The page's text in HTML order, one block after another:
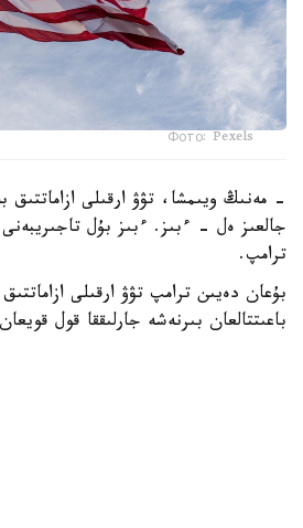
Фото: Pexels
- مەنىڭ ويىمشا، تۋۋ ارقىلى ازاماتتىق
جالعىز ەل - ءبىز. ءبىز بۇل
ترامپ.
بۇعان دەيىن ترامپ تۋۋ ارقىلى
باعىتتالعان بىرنەشە جارلىققا قول